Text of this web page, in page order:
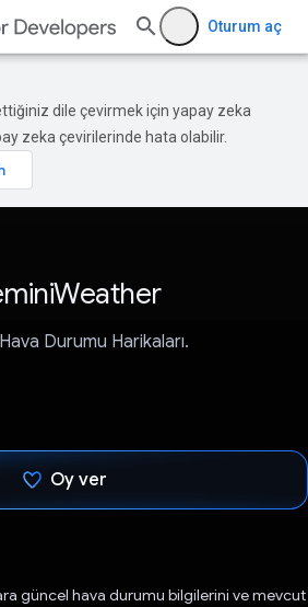
Oturum aç
dile çevirmek için yapay zeka
zeka çevirilerinde hata olabilir.
Durumu Harikaları.
Oy ver
güncel hava durumu bilgilerini ve mevcut